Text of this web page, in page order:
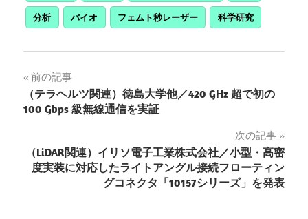
分析
バイオ フェムト秒レーザー 科学研究
投
稿
ビ
前の記事
（テラヘルツ関連）徳島大学他／420 GHz 超で初の
100 Gbps 級無線通信を実証
次の記事
（LiDAR関連）イリソ電子工業株式会社／小型・高密
度実装に対応したライトアングル接続フローティン
グコネクタ「10157シリーズ」を発表